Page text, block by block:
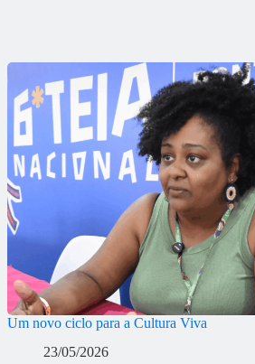
Um novo ciclo para a Cultura Viva
23/05/2026